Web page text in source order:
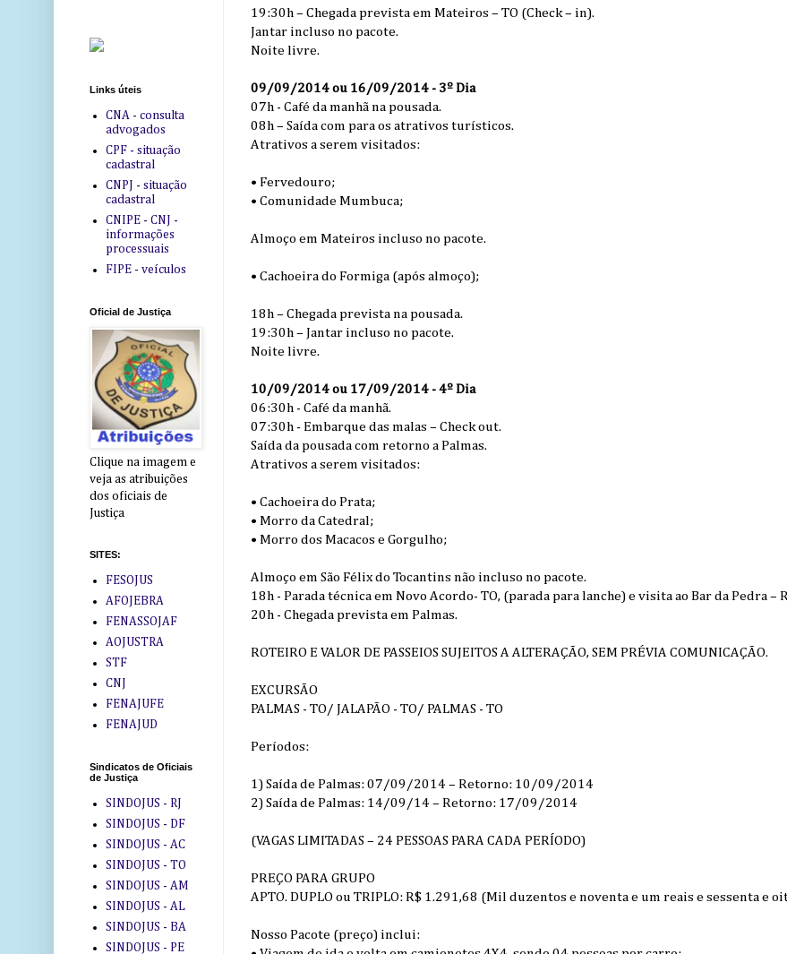
19:30h – Chegada prevista em Mateiros – TO (Check – in).
Jantar incluso no pacote.
Noite livre.
09/09/2014 ou 16/09/2014 - 3º Dia
07h - Café da manhã na pousada.
08h – Saída com para os atrativos turísticos.
Atrativos a serem visitados:
• Fervedouro;
• Comunidade Mumbuca;
Almoço em Mateiros incluso no pacote.
• Cachoeira do Formiga (após almoço);
18h – Chegada prevista na pousada.
19:30h – Jantar incluso no pacote.
Noite livre.
10/09/2014 ou 17/09/2014 - 4º Dia
06:30h - Café da manhã.
07:30h - Embarque das malas – Check out.
Saída da pousada com retorno a Palmas.
Atrativos a serem visitados:
• Cachoeira do Prata;
• Morro da Catedral;
• Morro dos Macacos e Gorgulho;
Almoço em São Félix do Tocantins não incluso no pacote.
18h - Parada técnica em Novo Acordo- TO, (parada para lanche) e visita ao Bar da Pedra –
20h - Chegada prevista em Palmas.
ROTEIRO E VALOR DE PASSEIOS SUJEITOS A ALTERAÇÃO, SEM PRÉVIA COMUNICAÇÃO.
EXCURSÃO
PALMAS - TO/ JALAPÃO - TO/ PALMAS - TO
Períodos:
1) Saída de Palmas: 07/09/2014 – Retorno: 10/09/2014
2) Saída de Palmas: 14/09/14 – Retorno: 17/09/2014
(VAGAS LIMITADAS – 24 PESSOAS PARA CADA PERÍODO)
PREÇO PARA GRUPO
APTO. DUPLO ou TRIPLO: R$ 1.291,68 (Mil duzentos e noventa e um reais e sessenta e
Nosso Pacote (preço) inclui:
Links úteis
CNA - consulta
advogados
CPF - situação
cadastral
CNPJ - situação
cadastral
CNIPE - CNJ -
informações
processuais
FIPE - veículos
Oficial de Justiça
Clique na imagem e
veja as atribuições
dos oficiais de
Justiça
SITES:
FESOJUS
AFOJEBRA
FENASSOJAF
AOJUSTRA
STF
CNJ
FENAJUFE
FENAJUD
Sindicatos de Oficiais
de Justiça
SINDOJUS - RJ
SINDOJUS - DF
SINDOJUS - AC
SINDOJUS - TO
SINDOJUS - AM
SINDOJUS - AL
SINDOJUS - BA
SINDOJUS - PE